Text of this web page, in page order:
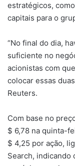
estratégicos,
capitais para o
“No final do dia,
suficiente no
acionistas com
colocar essas
Reuters.
Com base no
$ 6,78 na quinta-
$ 4,25 por ação,
Search, indicando